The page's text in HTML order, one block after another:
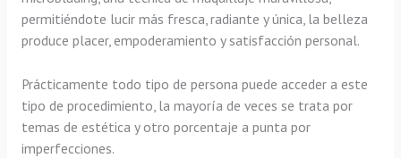
permitiéndote lucir más fresca, radiante y única, la belleza
produce placer, empoderamiento y satisfacción personal.
Prácticamente todo tipo de persona puede acceder a este
tipo de procedimiento, la mayoría de veces se trata por
temas de estética y otro porcentaje a punta por
imperfecciones.